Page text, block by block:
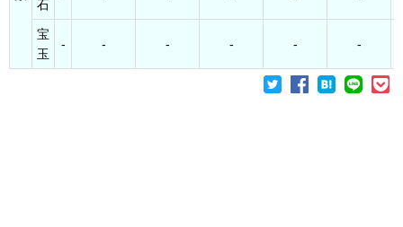
石
宝
玉
- - - - - -